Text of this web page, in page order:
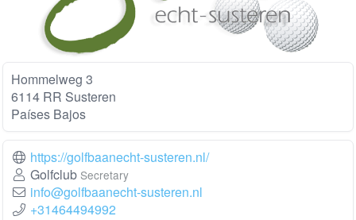
Hommelweg 3
6114 RR Susteren
Países Bajos
https://golfbaanecht-susteren.nl/
Golfclub Secretary
info@golfbaanecht-susteren.nl
+31464494992